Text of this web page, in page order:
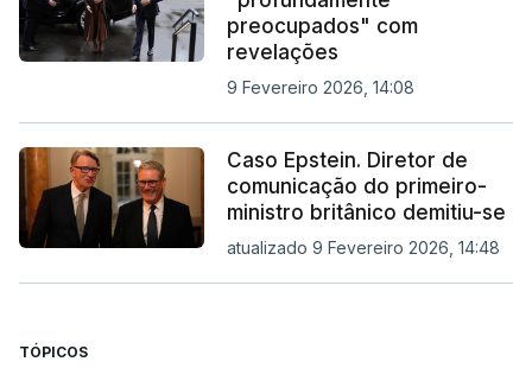
preocupados" com
revelações
9 Fevereiro 2026, 14:08
Caso Epstein. Diretor de
comunicação do primeiro-
ministro britânico demitiu-se
atualizado 9 Fevereiro 2026, 14:48
TÓPICOS